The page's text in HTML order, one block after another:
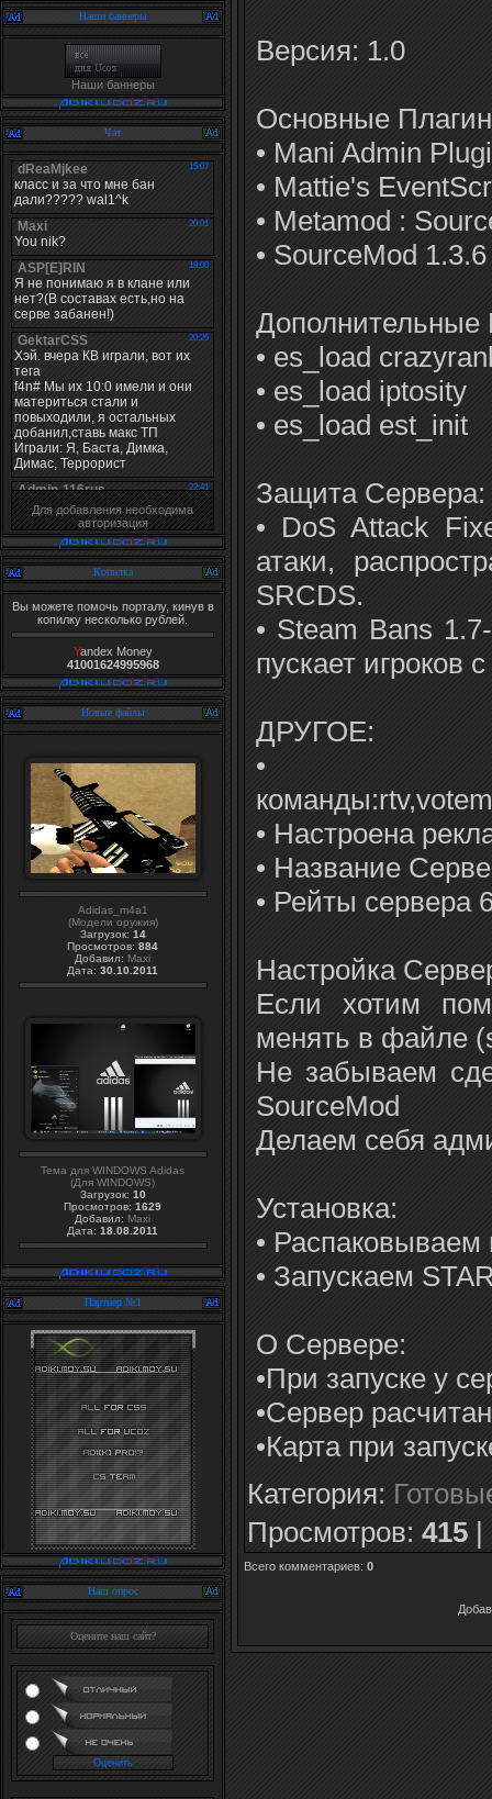
Наши баннеры
Наши баннеры
Чат
Для добавления необходима
авторизация
Копилка
Вы можете помочь порталу, кинув в
копилку несколько рублей.
Yandex Money
41001624995968
Новые файлы
Adidas_m4a1
(Модели оружия)
Загрузок: 14
Просмотров: 884
Добавил: Maxi
Дата: 30.10.2011
Тема для WINDOWS Adidas
(Для WINDOWS)
Загрузок: 10
Просмотров: 1629
Добавил: Maxi
Дата: 18.08.2011
Партнер №1
Наш опрос
Оцените наш сайт?
Версия: 1.0
Основные
• Mani Admin
• Mattie's
• Metamod :
• SourceMod 1.3.6
Дополнительные
• es_load
• es_load iptosity
• es_load est_init
Защита Сервера:
• DoS Attack
атаки,
SRCDS.
• Steam Bans
пускает игроков
ДРУГОЕ:
•
• Настроена
• Название
• Рейты сервера
Настройка
Если хотим
менять в файле
Не забываем
SourceMod
Делаем себя
Установка:
• Распаковываем
• Запускаем
О Сервере:
•При запуске у
•Сервер
•Карта при
Категория:
Просмотров: 415 |
Всего комментариев: 0